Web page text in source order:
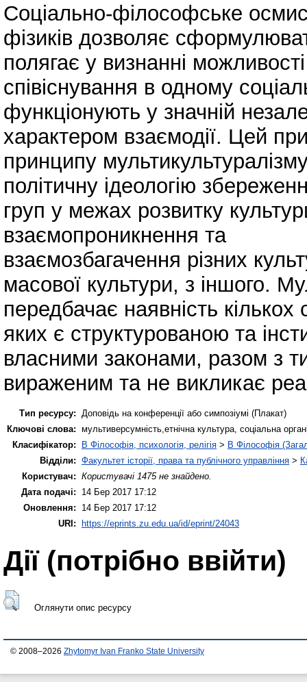
Соціально-філософське
фізиків дозволяє
полягає у визнанні
співіснування в одному
функціонують у значній
характером взаємодії. Цей
принципу
політичну ідеологію
груп у межах розвитку
взаємопроникнення та
взаємозбагачення різних
масової культури, з іншого.
передбачає наявність
яких є структурованою та
власними законами, разом з
вираженим та не викликає
Тип ресурсу:
Доповідь на конференції або симпозіумі (Плакат)
Ключові слова: мультиверсумність,етнічна культура, соціальна
Класифікатор:
B Філософія, психологія, релігія > B Філософія
Відділи: Факультет історії, права та публічного управління >
Користувач: Користувачі 1475 не знайдено.
Дата подачі:
14 Бер 2017 17:12
Оновлення:
14 Бер 2017 17:12
URI: https://eprints.zu.edu.ua/id/eprint/24043
Дії ​​(потрібно ввійти)
Оглянути опис ресурсу
© 2008–2026 Zhytomyr Ivan Franko State University